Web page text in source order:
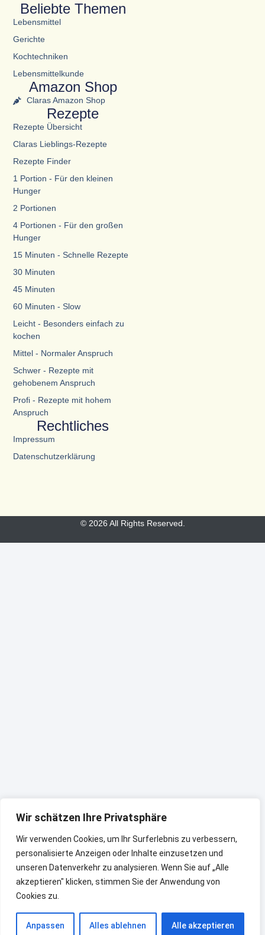
Wir schätzen Ihre Privatsphäre
Wir verwenden Cookies, um Ihr Surferlebnis zu verbessern,
personalisierte Anzeigen oder Inhalte einzusetzen und
unseren Datenverkehr zu analysieren. Wenn Sie auf „Alle
akzeptieren" klicken, stimmen Sie der Anwendung von
Cookies zu.
Anpassen Alles ablehnen Alle akzeptieren
Beliebte Themen
Lebensmittel
Gerichte
Kochtechniken
Lebensmittelkunde
Amazon Shop
Claras Amazon Shop
Rezepte
Rezepte Übersicht
Claras Lieblings-Rezepte
Rezepte Finder
1 Portion - Für den kleinen
Hunger
2 Portionen
4 Portionen - Für den großen
Hunger
15 Minuten - Schnelle Rezepte
30 Minuten
45 Minuten
60 Minuten - Slow
Leicht - Besonders einfach zu
kochen
Mittel - Normaler Anspruch
Schwer - Rezepte mit
gehobenem Anspruch
Profi - Rezepte mit hohem
Anspruch
Rechtliches
Impressum
Datenschutzerklärung
© 2026 All Rights Reserved.